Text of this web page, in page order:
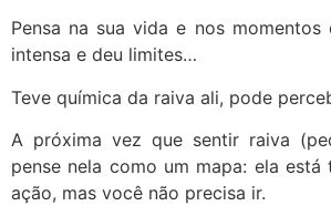
Pensa na sua vida e nos
intensa e deu limites…
Teve química da raiva ali, pode
A próxima vez que sentir raiva
pense nela como um mapa: ela está
ação, mas você não precisa ir.